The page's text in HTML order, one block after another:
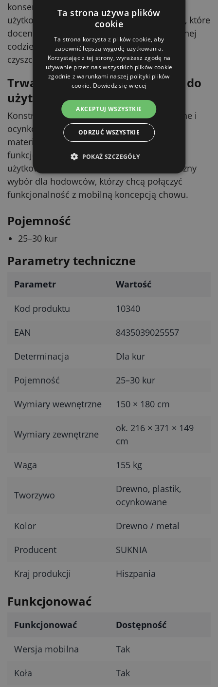
konserwację. W połączeniu z możliwością
użytkowania mobilnego, jest to rozwiązanie, które
docenią rolnicy poszukujący bardziej wydajnej
codziennej pracy bez zbędnego uciążliwego
czyszczenia.
Trwałe połączenie materiałów do
użytku na zewnątrz
Konstrukcja łączy drewno, tworzywo sztuczne i
ocynkowane elementy. Takie połączenie
materiałów zapewnia wytrzymałość,
funkcjonalność i możliwość regularnego
użytkowania na zewnątrz. Kurnik to praktyczny
wybór dla hodowców, którzy chcą połączyć
funkcjonalność z mobilną koncepcją chowu.
Pojemność
25–30 kur
Parametry techniczne
Parametr Wartość
Kod produktu 10340
EAN 8435039025557
Determinacja Dla kur
Pojemność 25–30 kur
Wymiary wewnętrzne 150 × 180 cm
Wymiary zewnętrzne
ok. 216 × 371 × 149
cm
Waga 155 kg
Tworzywo
Drewno, plastik,
ocynkowane
Kolor Drewno / metal
Producent SUKNIA
Kraj produkcji Hiszpania
Funkcjonować
Funkcjonować Dostępność
Wersja mobilna Tak
Koła Tak
Ta strona używa plików
cookie
Ta strona korzysta z plików cookie, aby
zapewnić lepszą wygodę użytkowania.
Korzystając z tej strony, wyrażasz zgodę na
używanie przez nas wszystkich plików cookie
zgodnie z warunkami naszej polityki plików
cookie. Dowiedz się więcej
AKCEPTUJ WSZYSTKIE
ODRZUĆ WSZYSTKIE
POKAŻ SZCZEGÓŁY